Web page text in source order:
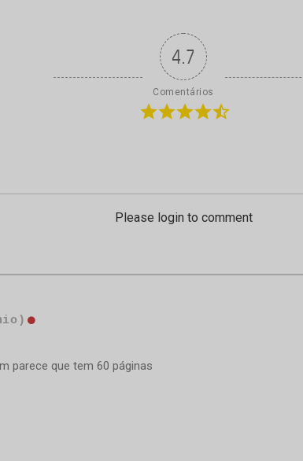
4.7
Comentários
Please login to comment
parece que tem 60 páginas